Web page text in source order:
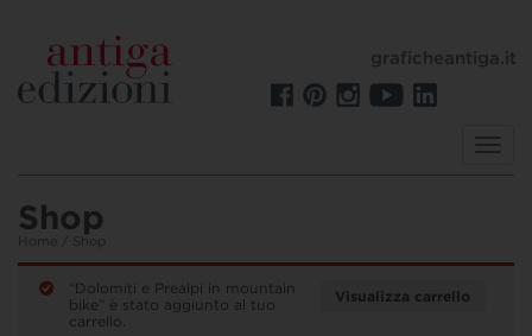
graficheantiga.it
Shop
Home / Shop
Visualizza carrello
“Dolomiti e Prealpi in mountain
bike” è stato aggiunto al tuo
carrello.